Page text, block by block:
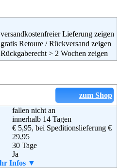
Lieferung zeigen
Retoure / Rückversand zeigen
> 2 Wochen zeigen
zum Shop
fallen nicht an
innerhalb 14 Tagen
€ 5,95, bei Speditionslieferung €
29,95
30 Tage
Ja
im Paket enthalten
Infos ▼